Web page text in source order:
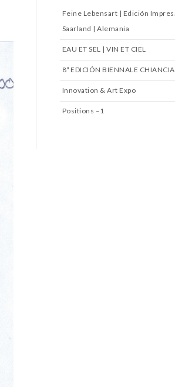
Feine Lebensart | Edición
Saarland | Alemania
EAU ET SEL | VIN ET CIEL
8ª EDICIÓN BIENNALE
Innovation & Art Expo
Positions –1